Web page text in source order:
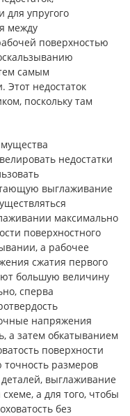
для упругого
между
поверхностью
самым
Этот недостаток
поскольку там
недостатки
выглаживание
максимально
поверхностного
а рабочее
сжатия первого
большую величину
сперва
напряжения
а затем обкатыванием
поверхности
размеров
выглаживание
а для того, чтобы
без